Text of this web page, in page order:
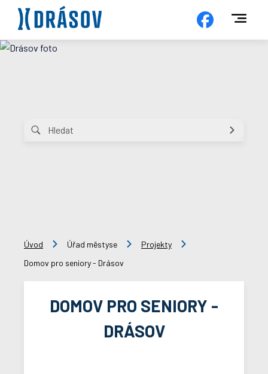
Úvod Úřad městyse
Projekty
Domov pro seniory - Drásov
DOMOV PRO SENIORY -
DRÁSOV